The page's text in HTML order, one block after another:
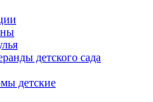
детского сада
детские